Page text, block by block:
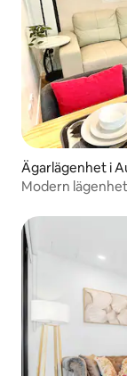
Ägarlägenhet i
Modern